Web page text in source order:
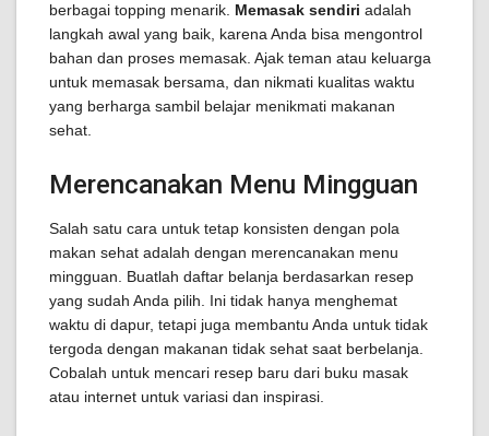
berbagai topping menarik. Memasak sendiri adalah
langkah awal yang baik, karena Anda bisa mengontrol
bahan dan proses memasak. Ajak teman atau keluarga
untuk memasak bersama, dan nikmati kualitas waktu
yang berharga sambil belajar menikmati makanan
sehat.
Merencanakan Menu Mingguan
Salah satu cara untuk tetap konsisten dengan pola
makan sehat adalah dengan merencanakan menu
mingguan. Buatlah daftar belanja berdasarkan resep
yang sudah Anda pilih. Ini tidak hanya menghemat
waktu di dapur, tetapi juga membantu Anda untuk tidak
tergoda dengan makanan tidak sehat saat berbelanja.
Cobalah untuk mencari resep baru dari buku masak
atau internet untuk variasi dan inspirasi.